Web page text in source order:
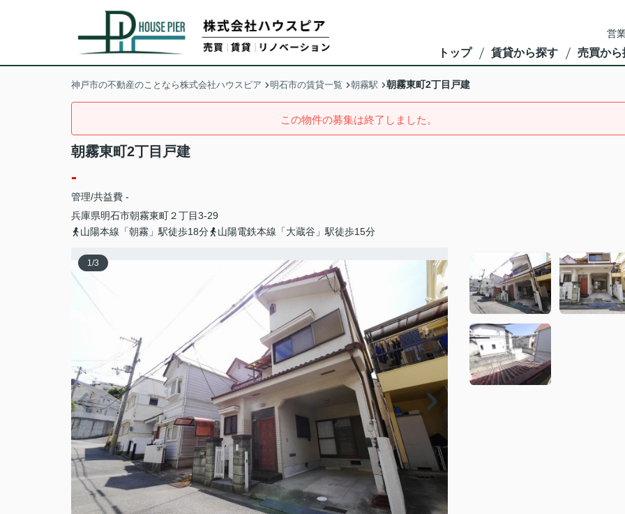
営
トップ 賃貸から探す 売買から
神戸市の不動産のことなら株式会社ハウスピア 明石市の賃貸一覧 朝霧駅 朝霧東町2丁目戸建
この物件の募集は終了しました。
朝霧東町2丁目戸建
-
管理/共益費 -
兵庫県明石市朝霧東町２丁目3-29
山陽本線「朝霧」駅徒歩18分
山陽電鉄本線「大蔵谷」駅徒歩15分
1/3